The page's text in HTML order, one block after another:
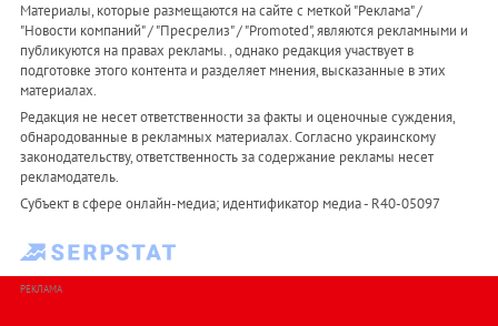
Материалы, которые размещаются на сайте с меткой "Реклама" /
"Новости компаний" / "Пресрелиз" / "Promoted", являются рекламными и
публикуются на правах рекламы. , однако редакция участвует в
подготовке этого контента и разделяет мнения, высказанные в этих
материалах.
Редакция не несет ответственности за факты и оценочные суждения,
обнародованные в рекламных материалах. Согласно украинскому
законодательству, ответственность за содержание рекламы несет
рекламодатель.
Субъект в сфере онлайн-медиа; идентификатор медиа - R40-05097
РЕКЛАМА